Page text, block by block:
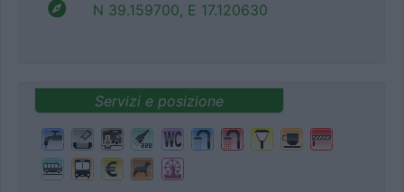
N 39.159700, E 17.120630
Servizi e posizione